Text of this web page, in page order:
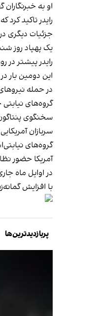
او به
رایدر تاکید
جزئیات دیگری
یک پهپاد روز شنبه به پایگاه
رایدر پیشتر
این دومین بار
در حمله نیروهای مورد حمایت
گروه‌های
سخنگوی
سربازان
گروه‌های
آمریکا حضور
در اوایل ماه
با افزایش
پربازدیدترین‌ها